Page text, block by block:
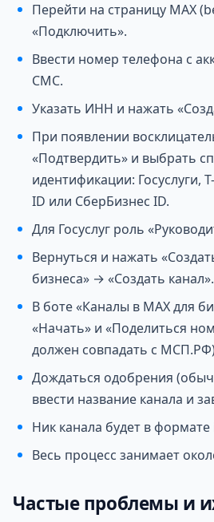
Перейти на страницу MAX
«Подключить».
Ввести номер телефона с
СМС.
Указать ИНН и нажать
При появлении
«Подтвердить» и выбрать
идентификации: Госуслуги,
ID или СберБизнес ID.
Для Госуслуг роль
Вернуться и нажать
бизнеса» → «Создать канал».
В боте «Каналы в MAX для
«Начать» и «Поделиться
должен совпадать с
Дождаться одобрения
ввести название канала и
Ник канала будет в
Весь процесс занимает
Частые проблемы и